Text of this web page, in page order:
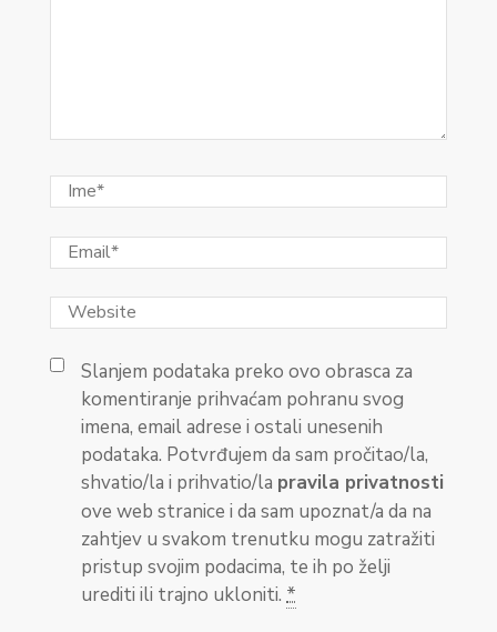
Slanjem podataka preko ovo obrasca za
komentiranje prihvaćam pohranu svog
imena, email adrese i ostali unesenih
podataka. Potvrđujem da sam pročitao/la,
shvatio/la i prihvatio/la pravila privatnosti
ove web stranice i da sam upoznat/a da na
zahtjev u svakom trenutku mogu zatražiti
pristup svojim podacima, te ih po želji
urediti ili trajno ukloniti. *